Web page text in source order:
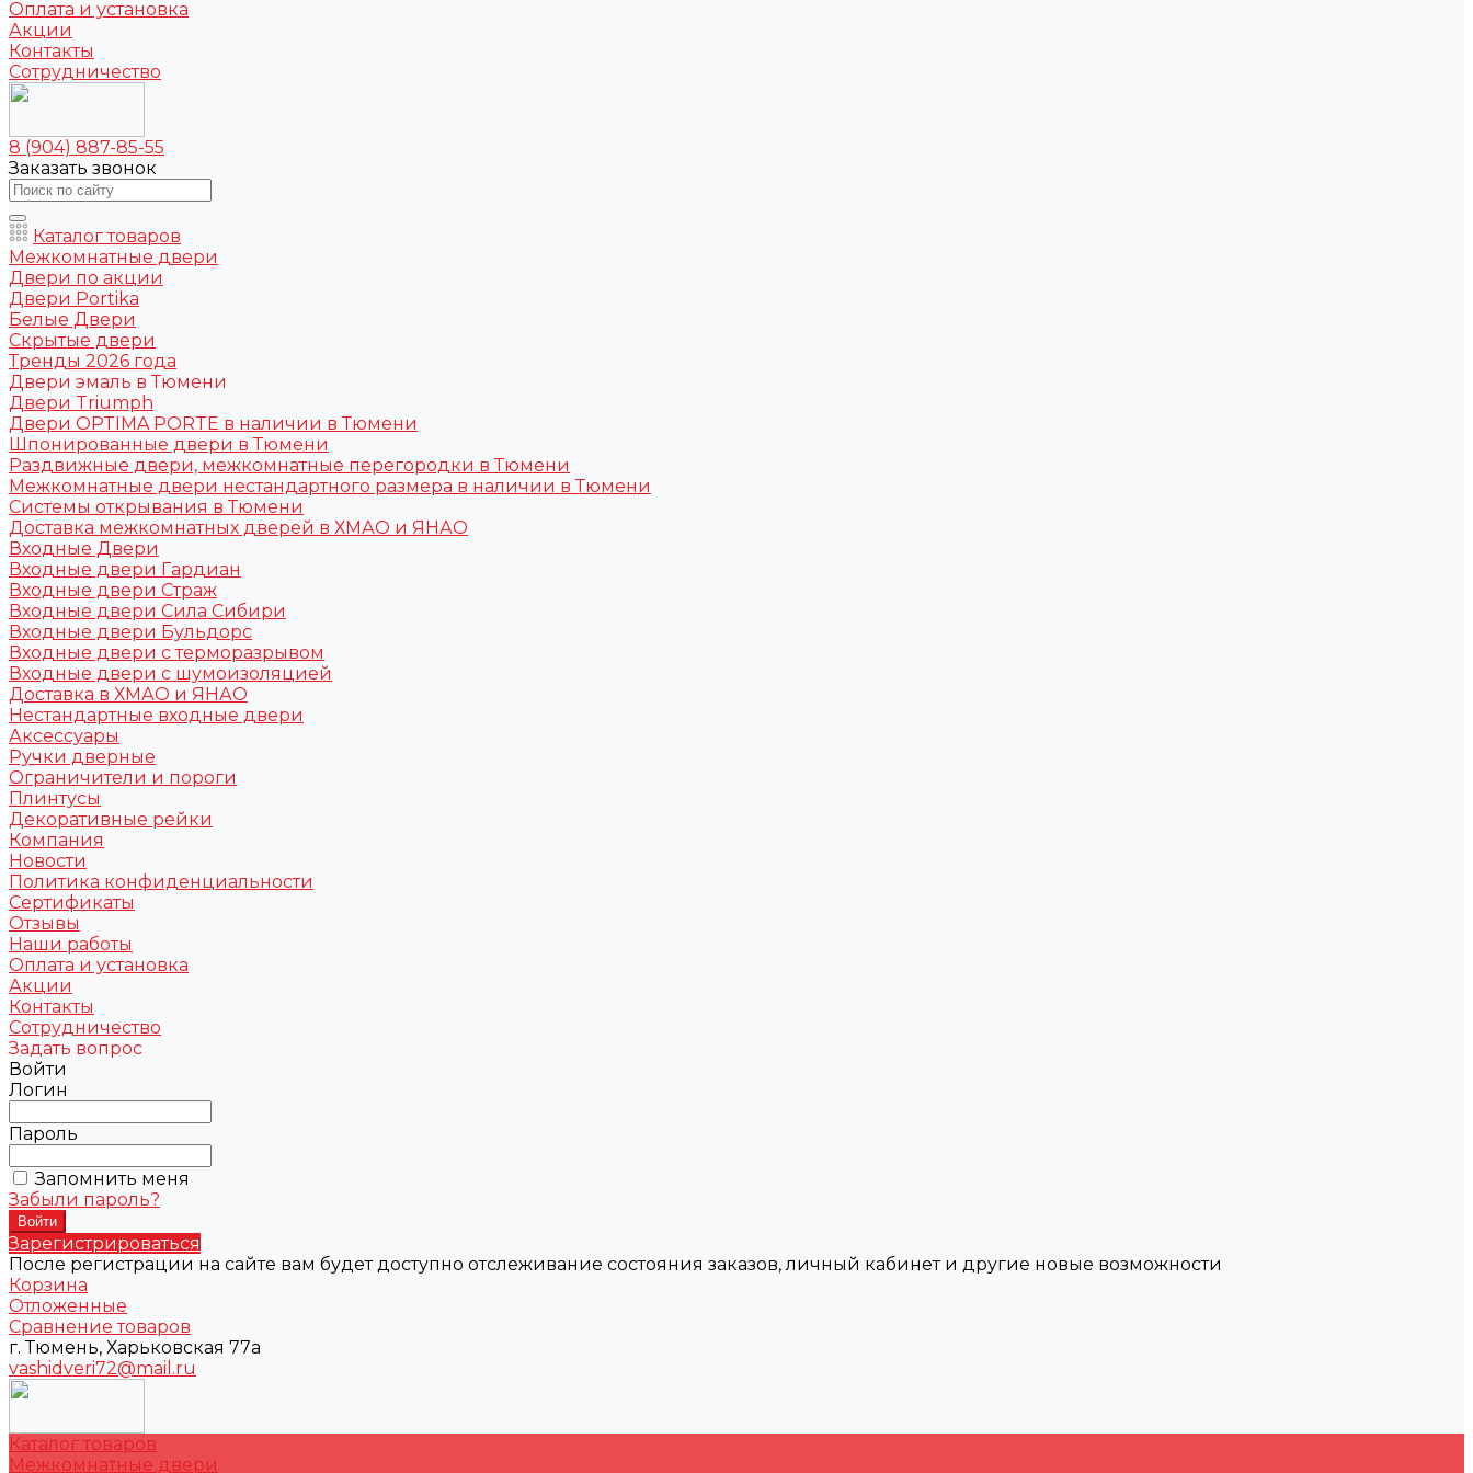
Оплата и установка
Акции
Контакты
Сотрудничество
8 (904) 887-85-55
Заказать звонок
Каталог товаров
Межкомнатные двери
Двери по акции
Двери Portika
Белые Двери
Скрытые двери
Тренды 2026 года
Двери эмаль в Тюмени
Двери Triumph
Двери OPTIMA PORTE в наличии в Тюмени
Шпонированные двери в Тюмени
Раздвижные двери, межкомнатные перегородки в Тюмени
Межкомнатные двери нестандартного размера в наличии в Тюмени
Системы открывания в Тюмени
Доставка межкомнатных дверей в ХМАО и ЯНАО
Входные Двери
Входные двери Гардиан
Входные двери Страж
Входные двери Сила Сибири
Входные двери Бульдорс
Входные двери с терморазрывом
Входные двери с шумоизоляцией
Доставка в ХМАО и ЯНАО
Нестандартные входные двери
Аксессуары
Ручки дверные
Ограничители и пороги
Плинтусы
Декоративные рейки
Компания
Новости
Политика конфиденциальности
Сертификаты
Отзывы
Наши работы
Оплата и установка
Акции
Контакты
Сотрудничество
Задать вопрос
Войти
Логин
Пароль
Запомнить меня
Забыли пароль?
Зарегистрироваться
После регистрации на сайте вам будет доступно отслеживание состояния заказов, личный кабинет и другие новые возможности
Корзина
Отложенные
Сравнение товаров
г. Тюмень, Харьковская 77а
vashidveri72@mail.ru
Каталог товаров
Межкомнатные двери